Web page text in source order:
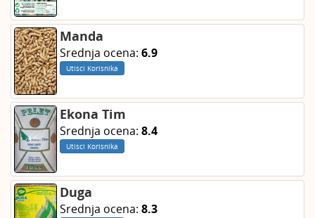
Manda
Srednja ocena: 6.9
Utisci Korisnika
Ekona Tim
Srednja ocena: 8.4
Utisci Korisnika
Duga
Srednja ocena: 8.3